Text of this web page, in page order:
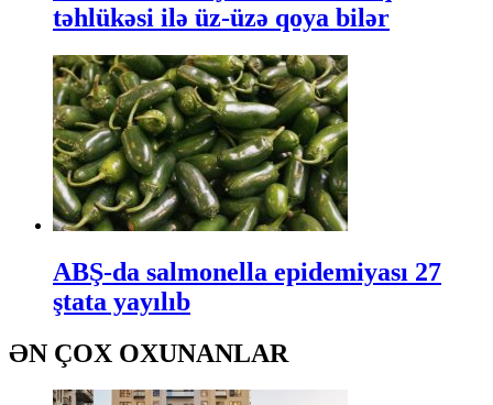
təhlükəsi ilə üz-üzə qoya bilər
ABŞ-da salmonella epidemiyası 27
ştata yayılıb
ƏN ÇOX OXUNANLAR